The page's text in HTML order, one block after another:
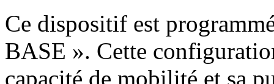
Ce dispositif est
BASE ». Cette
capacité de mobilité et sa